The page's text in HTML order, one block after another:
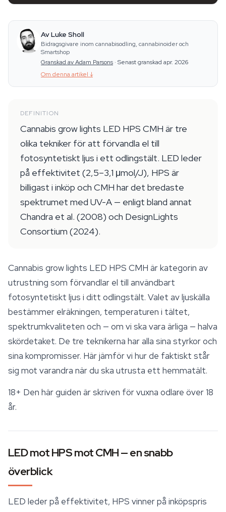
Av Luke Sholl
Bidragsgivare inom cannabisodling, cannabinoider och
Smartshop
Granskad av Adam Parsons · Senast granskad apr. 2026
Om denna artikel ↓
DEFINITION
Cannabis grow lights LED HPS CMH är tre
olika tekniker för att förvandla el till
fotosyntetiskt ljus i ett odlingstält. LED leder
på effektivitet (2,5–3,1 μmol/J), HPS är
billigast i inköp och CMH har det bredaste
spektrumet med UV-A — enligt bland annat
Chandra et al. (2008) och DesignLights
Consortium (2024).
Cannabis grow lights LED HPS CMH är kategorin av
utrustning som förvandlar el till användbart
fotosyntetiskt ljus i ditt odlingstält. Valet av ljuskälla
bestämmer elräkningen, temperaturen i tältet,
spektrumkvaliteten och — om vi ska vara ärliga — halva
skördetaket. De tre teknikerna har alla sina styrkor och
sina kompromisser. Här jämför vi hur de faktiskt står
sig mot varandra när du ska utrusta ett hemmatält.
18+ Den här guiden är skriven för vuxna odlare över 18
år.
LED mot HPS mot CMH — en snabb
överblick
LED leder på effektivitet, HPS vinner på inköpspris